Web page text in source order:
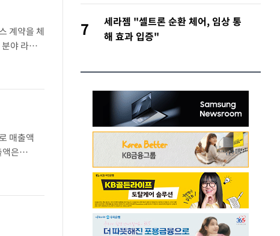
계약을 체
야 라이
▲
매출액
은
난 304
7
세라젬 "셀트론 순환 체어, 임상 통
해 효과 입증"